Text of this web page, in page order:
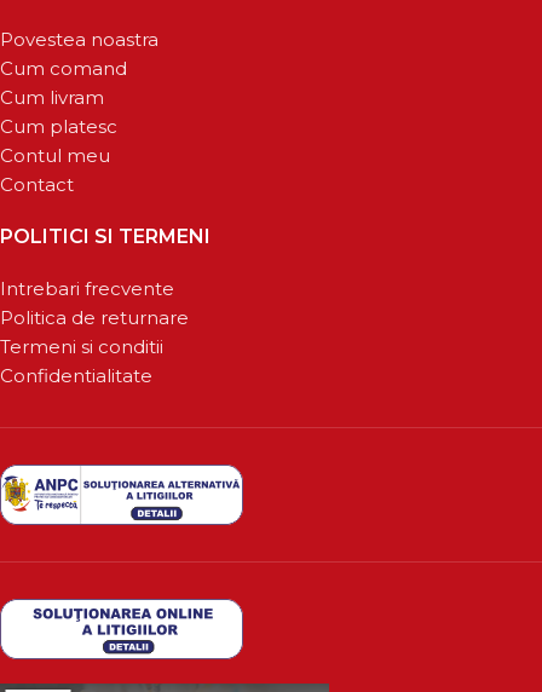
Povestea noastra
Cum comand
Cum livram
Cum platesc
Contul meu
Contact
POLITICI SI TERMENI
Intrebari frecvente
Politica de returnare
Termeni si conditii
Confidentialitate